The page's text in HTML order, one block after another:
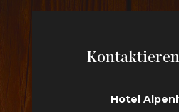
Hotel